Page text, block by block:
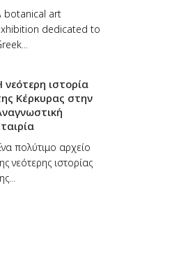
botanical art
dedicated to
νεότερη ιστορία
Κέρκυρας στην
πολύτιμο αρχείο
νεότερης ιστορίας